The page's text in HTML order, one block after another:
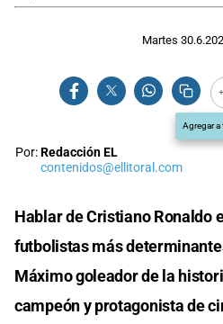
Martes
Agregar a
Por:Redacción EL
contenidos@ellitoral.com
Hablar de Cristiano Ronaldo
futbolistas más
Máximo goleador de la
campeón y protagonista de